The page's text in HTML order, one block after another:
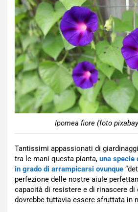
Ipomea fiore (foto
Tantissimi appassionati di
tra le mani questa pianta, una specie
in grado di arrampicarsi ovunque
perfezione delle nostre aiule
capacità di resistere e di rinascere di
dovrebbe tuttavia essere sfruttata in